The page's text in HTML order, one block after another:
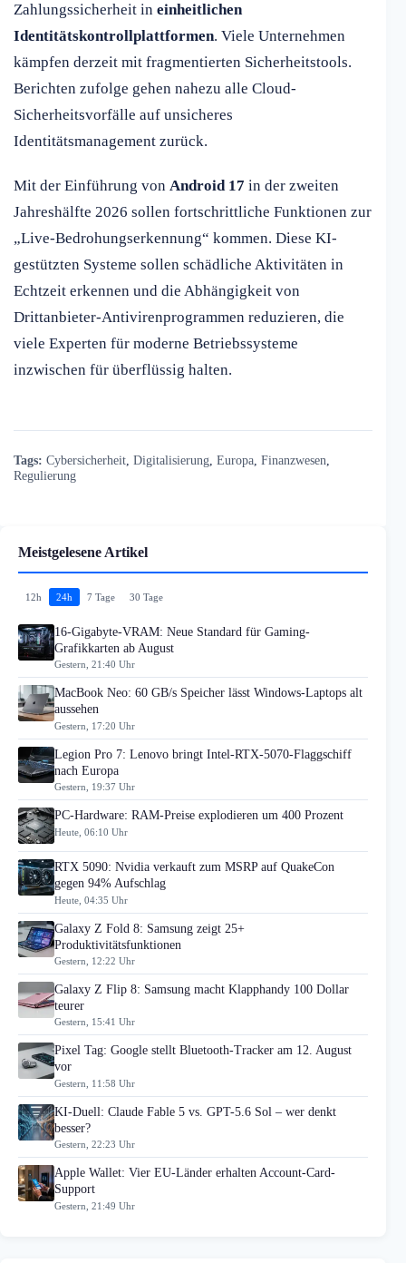
Zahlungssicherheit in einheitlichen
Identitätskontrollplattformen. Viele Unternehmen
kämpfen derzeit mit fragmentierten Sicherheitstools.
Berichten zufolge gehen nahezu alle Cloud-
Sicherheitsvorfälle auf unsicheres
Identitätsmanagement zurück.
Mit der Einführung von Android 17 in der zweiten
Jahreshälfte 2026 sollen fortschrittliche Funktionen zur
„Live-Bedrohungserkennung“ kommen. Diese KI-
gestützten Systeme sollen schädliche Aktivitäten in
Echtzeit erkennen und die Abhängigkeit von
Drittanbieter-Antivirenprogrammen reduzieren, die
viele Experten für moderne Betriebssysteme
inzwischen für überflüssig halten.
Tags: Cybersicherheit Digitalisierung Europa Finanzwesen
Regulierung
Meistgelesene Artikel
12h 24h 7 Tage 30 Tage
16-Gigabyte-VRAM: Neue Standard für Gaming-
Grafikkarten ab August
Gestern, 21:40 Uhr
MacBook Neo: 60 GB/s Speicher lässt Windows-Laptops alt
aussehen
Gestern, 17:20 Uhr
Legion Pro 7: Lenovo bringt Intel-RTX-5070-Flaggschiff
nach Europa
Gestern, 19:37 Uhr
PC-Hardware: RAM-Preise explodieren um 400 Prozent
Heute, 06:10 Uhr
RTX 5090: Nvidia verkauft zum MSRP auf QuakeCon
gegen 94% Aufschlag
Heute, 04:35 Uhr
Galaxy Z Fold 8: Samsung zeigt 25+
Produktivitätsfunktionen
Gestern, 12:22 Uhr
Galaxy Z Flip 8: Samsung macht Klapphandy 100 Dollar
teurer
Gestern, 15:41 Uhr
Pixel Tag: Google stellt Bluetooth-Tracker am 12. August
vor
Gestern, 11:58 Uhr
KI-Duell: Claude Fable 5 vs. GPT-5.6 Sol – wer denkt
besser?
Gestern, 22:23 Uhr
Apple Wallet: Vier EU-Länder erhalten Account-Card-
Support
Gestern, 21:49 Uhr